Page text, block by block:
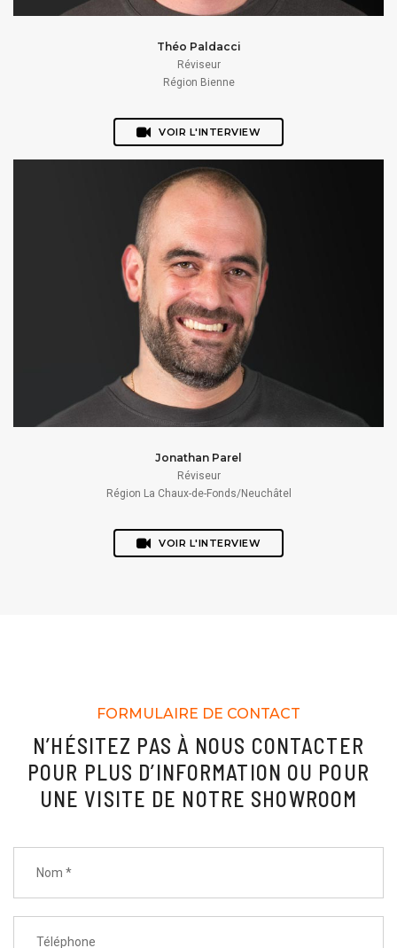
Théo Paldacci
Réviseur
Région Bienne
VOIR L'INTERVIEW
Jonathan Parel
Réviseur
Région La Chaux-de-Fonds/Neuchâtel
VOIR L'INTERVIEW
FORMULAIRE DE CONTACT
N’HÉSITEZ PAS À NOUS CONTACTER
POUR PLUS D’INFORMATION OU POUR
UNE VISITE DE NOTRE SHOWROOM